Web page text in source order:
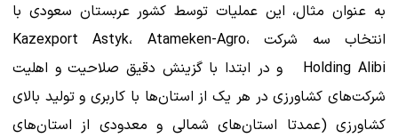
به عنوان مثال، این عملیات توسط کشور عربستان سعودی با
انتخاب سه شرکت Kazexport Astyk، Atameken-Agro،
Holding Alibi و در ابتدا با گزینش دقیق صلاحیت و اهلیت
شرکت‌های کشاورزی در هر یک از استان‌ها با کاربری و تولید بالای
کشاورزی (عمدتا استان‌های شمالی و معدودی از استان‌های